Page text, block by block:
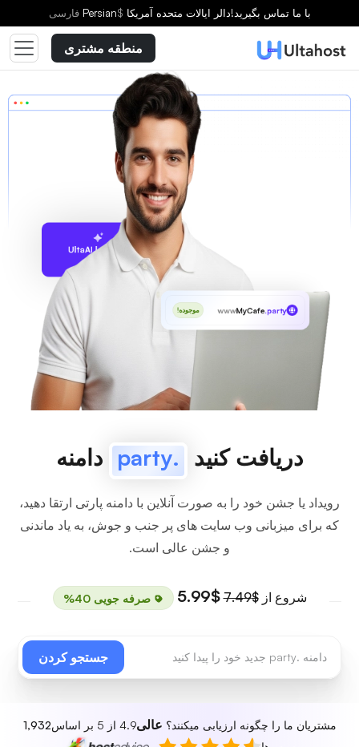
با ما تماس بگیرید!دالر ایالات متحده آمریکا $
Persian فارسى
منطقه مشتری
پیشنهاد با UltaAI
wwwMyCafe.party موجوده!
دریافت کنید .party دامنه
رویداد یا جشن خود را به صورت آنلاین با دامنه پارتی ارتقا دهید،
که برای میزبانی وب سایت های پر جنب و جوش، به یاد ماندنی
و جشن عالی است.
شروع از$7.49
$5.99 صرفه جویی 40%
جستجو کردن
مشتریان ما را چگونه ارزیابی میکنند؟ عالی4.9 از 5 بر اساس
1,932